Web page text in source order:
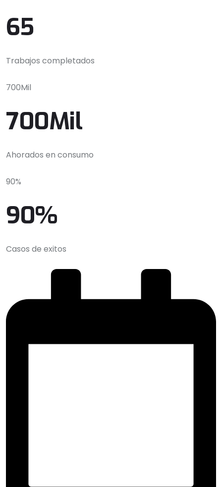
65
Trabajos completados
700Mil
700Mil
Ahorados en consumo
90%
90%
Casos de exitos